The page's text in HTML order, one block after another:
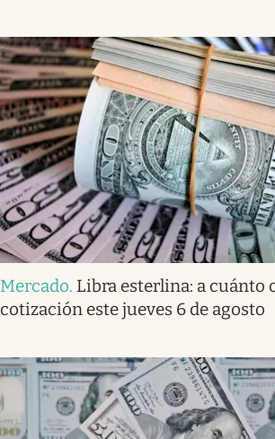
Mercado. Libra esterlina: a cuánto
cotización este jueves 6 de agosto